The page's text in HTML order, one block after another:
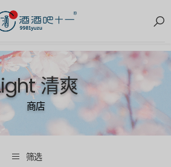
清爽
商店
筛选